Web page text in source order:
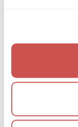
Skänkar & Sideboards
Sängar